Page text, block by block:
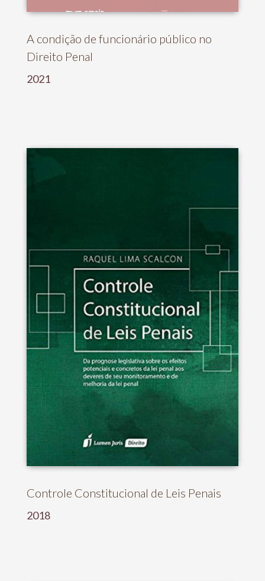
A condição de funcionário público no
Direito Penal
2021
Controle Constitucional de Leis Penais
2018